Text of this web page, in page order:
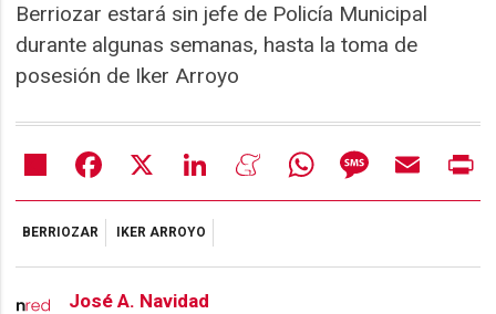
Berriozar estará sin jefe de Policía Municipal
durante algunas semanas, hasta la toma de
posesión de Iker Arroyo
Share Facebook LinkedIn MeneameWhatsAppMessageEmail
BERRIOZAR IKER ARROYO
José A. Navidad